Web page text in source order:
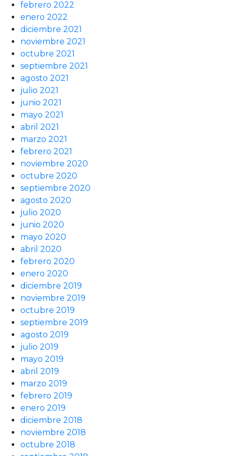
febrero 2022
enero 2022
diciembre 2021
noviembre 2021
octubre 2021
septiembre 2021
agosto 2021
julio 2021
junio 2021
mayo 2021
abril 2021
marzo 2021
febrero 2021
noviembre 2020
octubre 2020
septiembre 2020
agosto 2020
julio 2020
junio 2020
mayo 2020
abril 2020
febrero 2020
enero 2020
diciembre 2019
noviembre 2019
octubre 2019
septiembre 2019
agosto 2019
julio 2019
mayo 2019
abril 2019
marzo 2019
febrero 2019
enero 2019
diciembre 2018
noviembre 2018
octubre 2018